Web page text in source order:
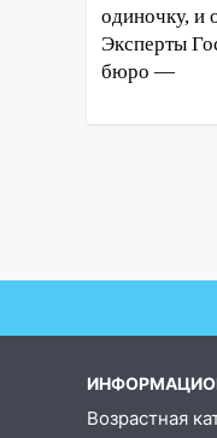
сбили
в
15:15
В
14:23
им
14:01
одиночку, и
Эксперты
бюро —
Возрастная